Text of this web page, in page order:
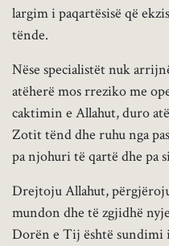
largim i paqartësisë që
tënde.
Nëse specialistët nuk
atëherë mos rreziko me
caktimin e Allahut, duro
Zotit tënd dhe ruhu nga
pa njohuri të qartë dhe pa
Drejtoju Allahut,
mundon dhe të zgjidhë
Dorën e Tij është sundimi